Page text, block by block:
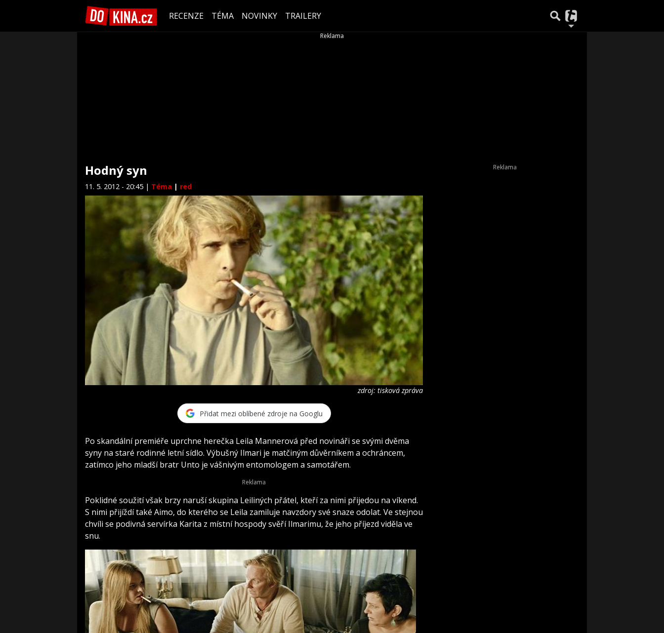
RECENZE TÉMA NOVINKY TRAILERY
Hodný syn
11. 5. 2012 - 20:45 | Téma | red
zdroj: tisková zpráva
Přidat mezi oblíbené zdroje na Googlu
Po skandální premiéře uprchne herečka Leila Mannerová před novináři se svými dvěma
syny na staré rodinné letní sídlo. Výbušný Ilmari je matčiným důvěrníkem a ochráncem,
zatímco jeho mladší bratr Unto je vášnivým entomologem a samotářem.
Poklidné soužití však brzy naruší skupina Leiliných přátel, kteří za nimi přijedou na víkend.
S nimi přijíždí také Aimo, do kterého se Leila zamiluje navzdory své snaze odolat. Ve stejnou
chvíli se podivná servírka Karita z místní hospody svěří Ilmarimu, že jeho příjezd viděla ve
snu.